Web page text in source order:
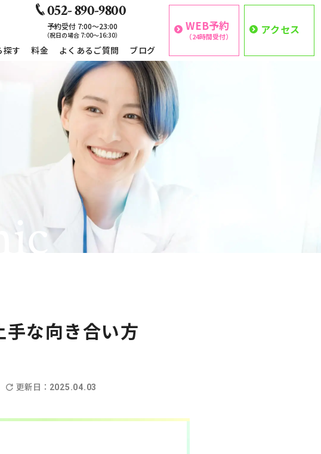
052- 890-9800
予約受付 7:00〜23:00
（祝日の場合 7:00〜16:30）
探す 料金 よくあるご質問 ブログ
WEB予約
（24時間受付） アクセス
な向き合い方
更新日： 2025.04.03